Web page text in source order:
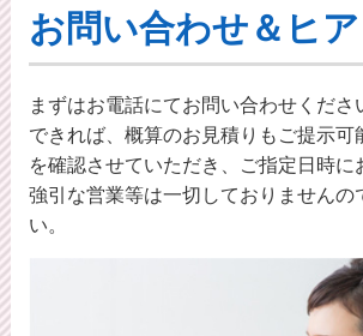
お問い合わせ＆ヒ
まずはお電話にてお問い合わせくださ
できれば、概算のお⾒積りもご提⽰可
を確認させていただき、ご指定日時に
強引な営業等は一切しておりませんの
い。